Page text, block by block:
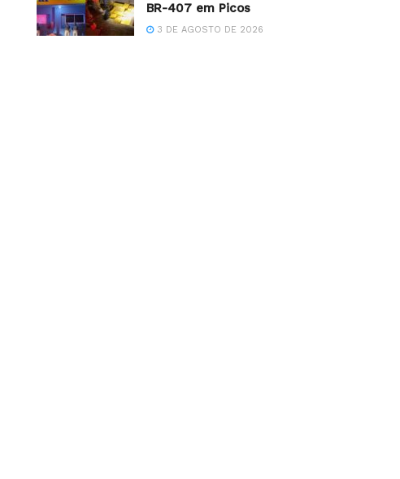
BR-407 em Picos
3 DE AGOSTO DE 2026